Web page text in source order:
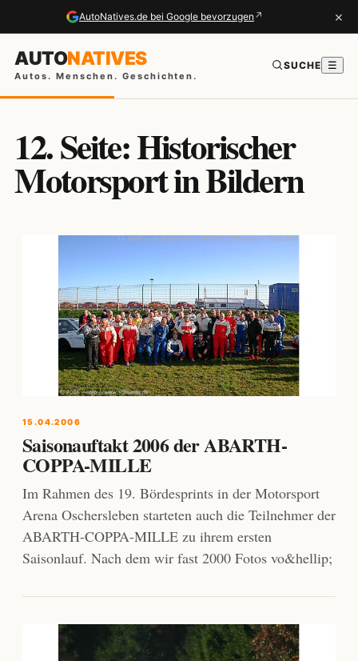
AutoNatives.de bei Google bevorzugen ↗ ×
AUTONATIVES
Autos. Menschen. Geschichten.
SUCHE ☰
12. Seite: Historischer
Motorsport in Bildern
15.04.2006
Saisonauftakt 2006 der ABARTH-
COPPA-MILLE
Im Rahmen des 19. Bördesprints in der Motorsport
Arena Oschersleben starteten auch die Teilnehmer der
ABARTH-COPPA-MILLE zu ihrem ersten
Saisonlauf. Nach dem wir fast 2000 Fotos vo&hellip;